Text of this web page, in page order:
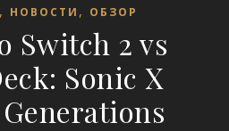
, НОВОСТИ , ОБЗОР
Switch 2 vs
Sonic X